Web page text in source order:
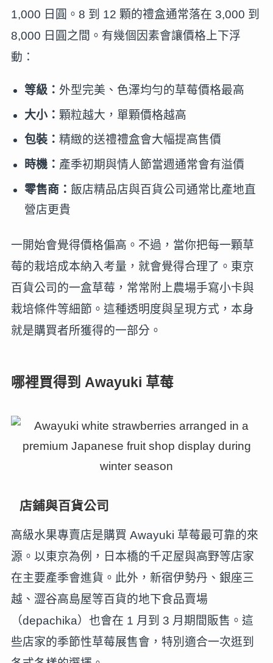
1,000 日圓。8 到 12 顆的禮盒通常落在 3,000 到
8,000 日圓之間。有幾個因素會讓價格上下浮
動：
等級： 外型完美、色澤均勻的草莓價格最高
大小： 顆粒越大，單顆價格越高
包裝：精緻的送禮禮盒會大幅提高售價
時機： 產季初期與情人節當週通常會有溢價
零售商： 飯店精品店與百貨公司通常比產地直
營店更貴
一開始會覺得價格偏高。不過，當你把每一顆草
莓的栽培成本納入考量，就會覺得合理了。東京
百貨公司的一盒草莓，常常附上農場手寫小卡與
栽培條件等細節。這種透明度與呈現方式，本身
就是購買者所獲得的一部分。
哪裡買得到 Awayuki 草莓
店鋪與百貨公司
高級水果專賣店是購買 Awayuki 草莓最可靠的來
源。以東京為例，日本橋的千疋屋與高野等店家
在主要產季會進貨。此外，新宿伊勢丹、銀座三
越、澀谷高島屋等百貨的地下食品賣場
（depachika）也會在 1 月到 3 月期間販售。這
些店家的季節性草莓展售會，特別適合一次逛到